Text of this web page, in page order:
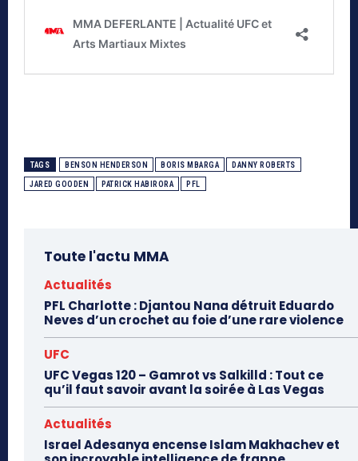
TAGS BENSON HENDERSON BORIS MBARGA DANNY ROBERTS
JARED GOODEN PATRICK HABIRORA PFL
Toute l'actu MMA
Actualités
PFL Charlotte : Djantou Nana détruit Eduardo
Neves d’un crochet au foie d’une rare violence
UFC
UFC Vegas 120 – Gamrot vs Salkilld : Tout ce
qu’il faut savoir avant la soirée à Las Vegas
Actualités
Israel Adesanya encense Islam Makhachev et